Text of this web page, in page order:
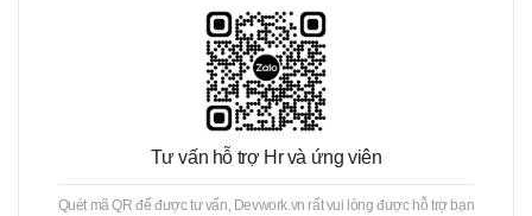
Tư vấn hỗ trợ Hr và ứng viên
Quét mã QR để được tư vấn, Devwork.vn rất vui lòng được hỗ trợ bạn